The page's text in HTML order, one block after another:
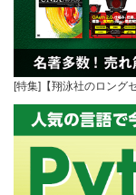
[特集]【翔泳社のロング